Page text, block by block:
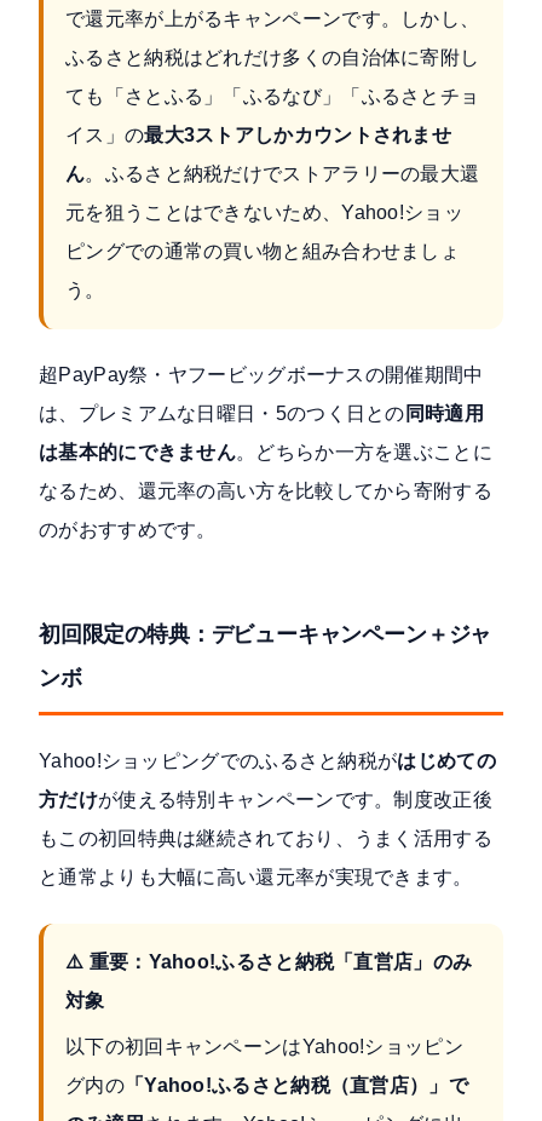
で還元率が上がるキャンペーンです。しかし、
ふるさと納税はどれだけ多くの自治体に寄附し
ても「さとふる」「ふるなび」「ふるさとチョ
イス」の最大3ストアしかカウントされませ
ん。ふるさと納税だけでストアラリーの最大還
元を狙うことはできないため、Yahoo!ショッ
ピングでの通常の買い物と組み合わせましょ
う。
超PayPay祭・ヤフービッグボーナスの開催期間中
は、プレミアムな日曜日・5のつく日との 同時適用
は基本的にできません。どちらか一方を選ぶことに
なるため、還元率の高い方を比較してから寄附する
のがおすすめです。
初回限定の特典：デビューキャンペーン＋ジャ
ンボ
Yahoo!ショッピングでのふるさと納税がはじめての
方だけが使える特別キャンペーンです。制度改正後
もこの初回特典は継続されており、うまく活用する
と通常よりも大幅に高い還元率が実現できます。
⚠️ 重要：Yahoo!ふるさと納税「直営店」のみ
対象
以下の初回キャンペーンはYahoo!ショッピン
グ内の「Yahoo!ふるさと納税（直営店）」で